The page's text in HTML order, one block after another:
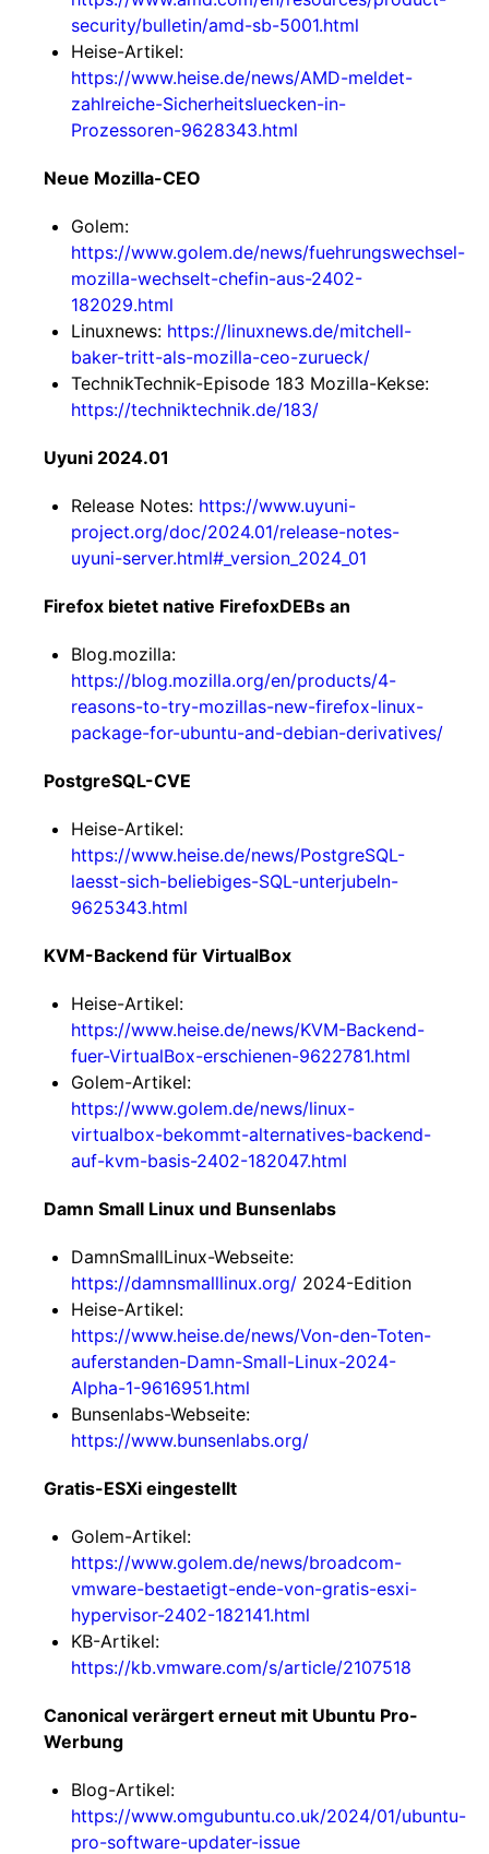
security/bulletin/amd-sb-5001.html
Heise-Artikel:
https://www.heise.de/news/AMD-meldet-
zahlreiche-Sicherheitsluecken-in-
Prozessoren-9628343.html
Neue Mozilla-CEO
Golem:
https://www.golem.de/news/fuehrungswechsel-
mozilla-wechselt-chefin-aus-2402-
182029.html
Linuxnews: https://linuxnews.de/mitchell-
baker-tritt-als-mozilla-ceo-zurueck/
TechnikTechnik-Episode 183 Mozilla-Kekse:
https://techniktechnik.de/183/
Uyuni 2024.01
Release Notes: https://www.uyuni-
project.org/doc/2024.01/release-notes-
uyuni-server.html#_version_2024_01
Firefox bietet native FirefoxDEBs an
Blog.mozilla:
https://blog.mozilla.org/en/products/4-
reasons-to-try-mozillas-new-firefox-linux-
package-for-ubuntu-and-debian-derivatives/
PostgreSQL-CVE
Heise-Artikel:
https://www.heise.de/news/PostgreSQL-
laesst-sich-beliebiges-SQL-unterjubeln-
9625343.html
KVM-Backend für VirtualBox
Heise-Artikel:
https://www.heise.de/news/KVM-Backend-
fuer-VirtualBox-erschienen-9622781.html
Golem-Artikel:
https://www.golem.de/news/linux-
virtualbox-bekommt-alternatives-backend-
auf-kvm-basis-2402-182047.html
Damn Small Linux und Bunsenlabs
DamnSmallLinux-Webseite:
https://damnsmalllinux.org/ 2024-Edition
Heise-Artikel:
https://www.heise.de/news/Von-den-Toten-
auferstanden-Damn-Small-Linux-2024-
Alpha-1-9616951.html
Bunsenlabs-Webseite:
https://www.bunsenlabs.org/
Gratis-ESXi eingestellt
Golem-Artikel:
https://www.golem.de/news/broadcom-
vmware-bestaetigt-ende-von-gratis-esxi-
hypervisor-2402-182141.html
KB-Artikel:
https://kb.vmware.com/s/article/2107518
Canonical verärgert erneut mit Ubuntu Pro-
Werbung
Blog-Artikel:
https://www.omgubuntu.co.uk/2024/01/ubuntu-
pro-software-updater-issue